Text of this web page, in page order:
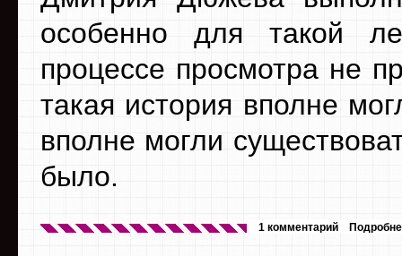
особенно для такой
процессе просмотра не
такая история вполне
вполне могли
было.
1 комментарий